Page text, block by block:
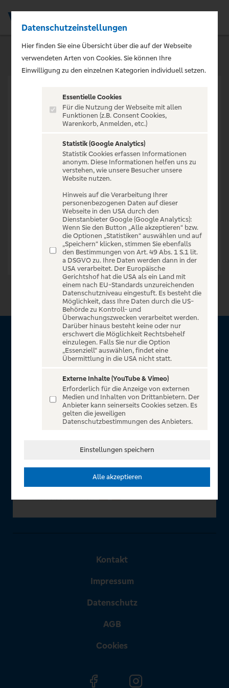
VERANSTALTUNG NICHT
GEFUNDEN
Zur Startseite
Über VR Entertain
für alle Kunden der Volksbanken Raiffeisenbanken. Auf
unserem einzigartigen Portal finden Sie Tickets für
atemberaubende Konzerte, Musicals und Shows, die
Fußball-Bundesliga sowie die Champions League und die
In Zusammenarbeit mit
Kontakt
Impressum
Datenschutz
AGB
Cookies
Datenschutzeinstellungen
Hier finden Sie eine Übersicht über die auf der Webseite
verwendeten Arten von Cookies. Sie können Ihre
Einwilligung zu den einzelnen Kategorien individuell setzen.
Essentielle Cookies
Für die Nutzung der Webseite mit allen
Funktionen (z.B. Consent Cookies,
Warenkorb, Anmelden, etc.)
Statistik (Google Analytics)
Statistik Cookies erfassen Informationen
anonym. Diese Informationen helfen uns zu
verstehen, wie unsere Besucher unsere
Website nutzen.
Hinweis auf die Verarbeitung Ihrer
personenbezogenen Daten auf dieser
Webseite in den USA durch den
Dienstanbieter Google (Google Analytics):
Wenn Sie den Button „Alle akzeptieren“ bzw.
die Optionen „Statistiken“ auswählen und auf
„Speichern“ klicken, stimmen Sie ebenfalls
den Bestimmungen von Art. 49 Abs. 1 S.1 lit.
a DSGVO zu. Ihre Daten werden dann in der
USA verarbeitet. Der Europäische
Gerichtshof hat die USA als ein Land mit
einem nach EU-Standards unzureichenden
Datenschutzniveau eingestuft. Es besteht die
Möglichkeit, dass Ihre Daten durch die US-
Behörde zu Kontroll- und
Überwachungszwecken verarbeitet werden.
Darüber hinaus besteht keine oder nur
erschwert die Möglichkeit Rechtsbehelf
einzulegen. Falls Sie nur die Option
„Essenziell“ auswählen, findet eine
Übermittlung in die USA nicht statt.
Externe Inhalte (YouTube & Vimeo)
Erforderlich für die Anzeige von externen
Medien und Inhalten von Drittanbietern. Der
Anbieter kann seinerseits Cookies setzen. Es
gelten die jeweiligen
Datenschutzbestimmungen des Anbieters.
Einstellungen speichern
Alle akzeptieren